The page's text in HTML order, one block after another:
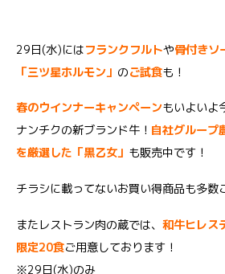
29日(水)にはフランクフルトや骨付きソ
「三ツ星ホルモン」 のご試食も！
春のウインナーキャンペーンもいよいよ
ナンチクの新ブランド牛！ 自社グループ
を厳選した「黒乙女」 も販売中です！
チラシに載ってないお買い得商品も多数
またレストラン肉の蔵では、 和牛ヒレス
限定20食ご用意しております！
※29日(水)のみ